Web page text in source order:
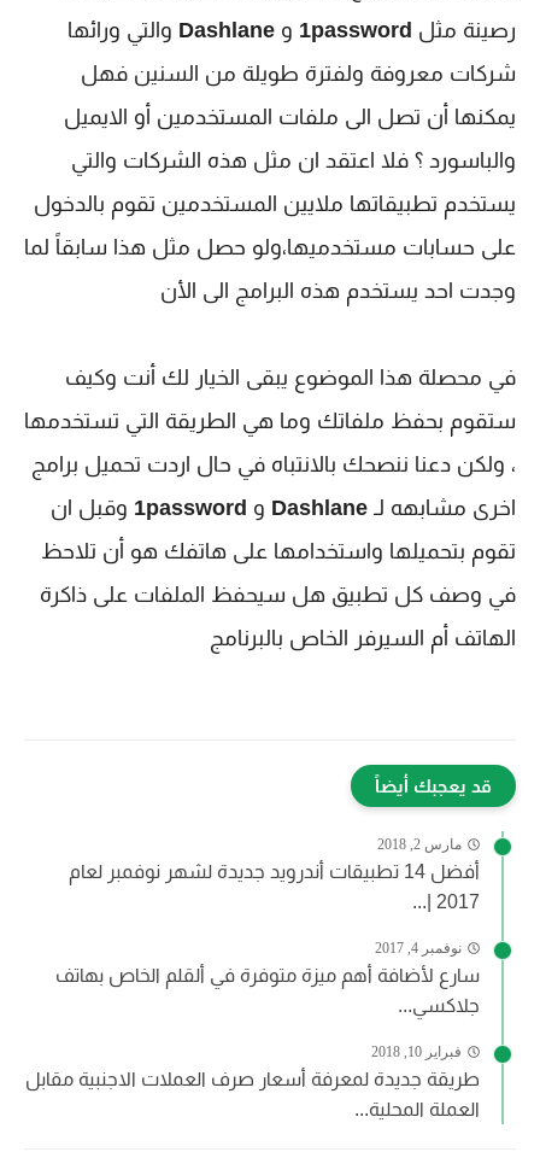
رصينة مثل 1password و
والتي ورائها
شركات معروفة ولفترة طويلة من السنين فهل
يمكنها أن تصل الى ملفات المستخدمين أو الايميل
والباسورد ؟ فلا اعتقد ان مثل هذه الشركات والتي
يستخدم تطبيقاتها ملايين المستخدمين تقوم بالدخول
على حسابات مستخدميها،ولو حصل مثل هذا سابقاً لما
وجدت احد يستخدم هذه البرامج الى الأن
في محصلة هذا الموضوع يبقى الخيار لك أنت وكيف
ستقوم بحفظ ملفاتك وما هي الطريقة التي تستخدمها
، ولكن دعنا ننصحك بالانتباه في حال اردت تحميل برامج
اخرى مشابهه لـ Dashlane و 1password وقبل ان
تقوم بتحميلها واستخدامها على هاتفك هو أن تلاحظ
في وصف كل تطبيق هل سيحفظ الملفات على ذاكرة
الهاتف أم السيرفر الخاص بالبرنامج
قد يعجبك أيضاً
مارس 2, 2018
أفضل 14 تطبيقات أندرويد جديدة لشهر نوفمبر لعام
2017 |...
نوفمبر 4, 2017
سارع لأضافة أهم ميزة متوفرة في ألقلم الخاص بهاتف
جلاكسي...
فبراير 10, 2018
طريقة جديدة لمعرفة أسعار صرف العملات الاجنبية مقابل
العملة المحلية...